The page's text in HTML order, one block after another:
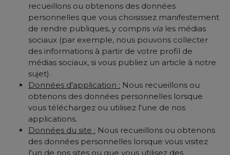
recueillons ou obtenons des données
personnelles que vous choisissez manifestement
de rendre publiques, y compris via les médias
sociaux (par exemple, nous pouvons collecter
des informations à partir de votre profil de
médias sociaux, si vous publiez un article à notre
sujet).
Données d'application : Nous recueillons ou
obtenons des données personnelles lorsque
vous téléchargez ou utilisez l'une de nos
applications.
Données du site : Nous recueillons ou obtenons
des données personnelles lorsque vous visitez
l'un de nos sites ou que vous utilisez des